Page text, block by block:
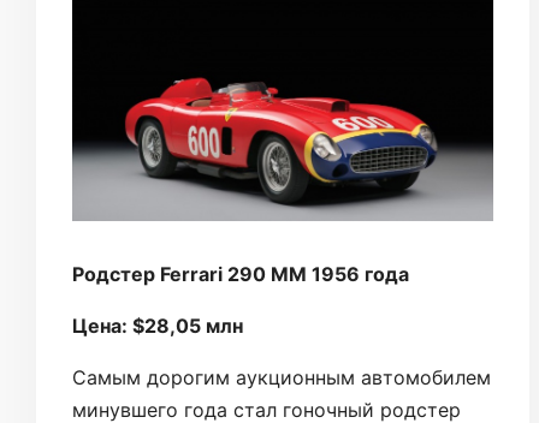
Родстер Ferrari 290 MM 1956 года
Цена: $28,05 млн
Самым дорогим аукционным автомобилем
минувшего года стал гоночный родстер